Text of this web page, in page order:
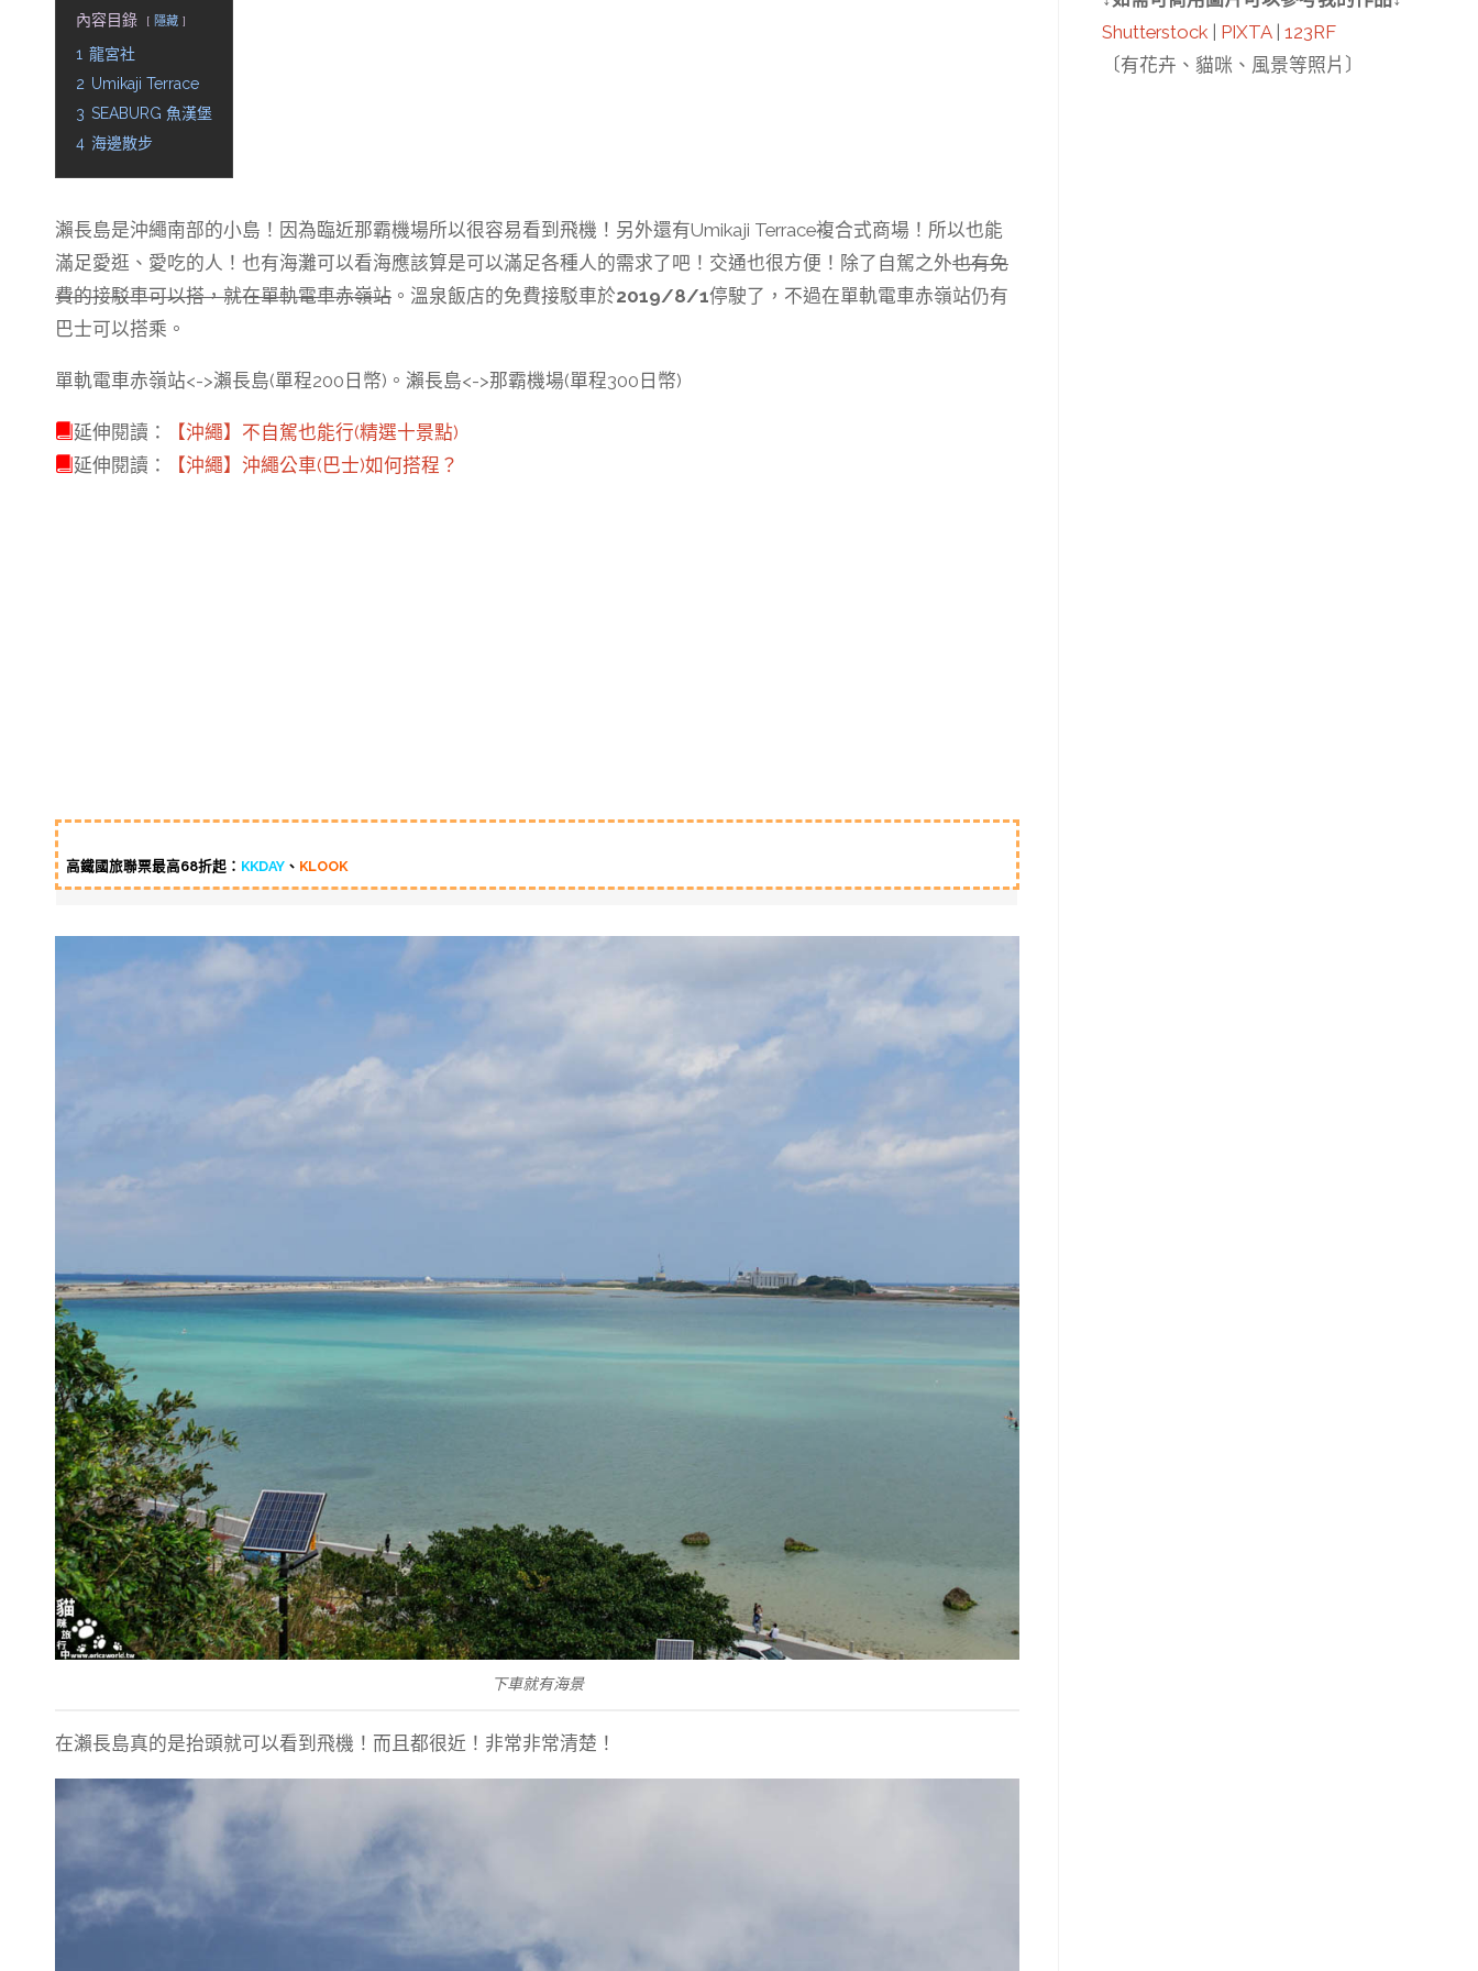
內容目錄 隱藏
1 龍宮社
2 Umikaji Terrace
3 SEABURG 魚漢堡
4 海邊散步
瀨長島是沖繩南部的小島！因為臨近那霸機場所以很容易看到飛機！另外還有Umikaji Terrace複合式商場！所以也能
滿足愛逛、愛吃的人！也有海灘可以看海應該算是可以滿足各種人的需求了吧！交通也很方便！除了自駕之外也有免
費的接駁車可以搭，就在單軌電車赤嶺站 。溫泉飯店的免費接駁車於2019/8/1停駛了，不過在單軌電車赤嶺站仍有
巴士可以搭乘。
單軌電車赤嶺站<->瀨長島(單程200日幣)。瀨長島<->那霸機場(單程300日幣)
延伸閱讀：
【沖繩】不自駕也能行(精選十景點)
延伸閱讀：
【沖繩】沖繩公車(巴士)如何搭程？
高鐵國旅聯票最高68折起： KKDAY 、 KLOOK
下車就有海景
在瀨長島真的是抬頭就可以看到飛機！而且都很近！非常非常清楚！
Shutterstock
PIXTA| 123RF
〔有花卉、貓咪、風景等照片〕